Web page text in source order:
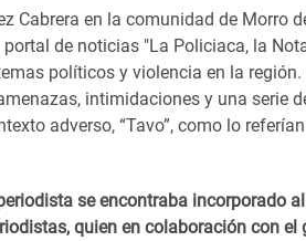
Cabrera en la comunidad de Morro
de noticias "La Policiaca, la
políticos y violencia en la
intimidaciones y una serie
adverso, “Tavo”, como lo
se encontraba incorporado
quien en colaboración con el